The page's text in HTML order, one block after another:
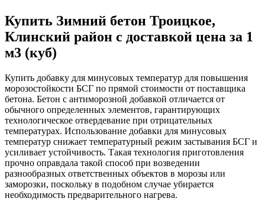
Купить Зимний бетон Троицкое,
Клинский район с доставкой цена за 1
м3 (куб)
Купить добавку для минусовых температур для повышения
морозостойкости БСГ по прямой стоимости от поставщика
бетона. Бетон с антиморозной добавкой отличается от
обычного определенных элементов, гарантирующих
технологическое отвердевание при отрицательных
температурах. Использование добавки для минусовых
температур снижает температурный режим застывания БСГ и
усиливает устойчивость. Такая технология приготовления
прочно оправдала такой способ при возведении
разнообразных ответственных объектов в морозы или
заморозки, поскольку в подобном случае убирается
необходимость предварительного нагрева.